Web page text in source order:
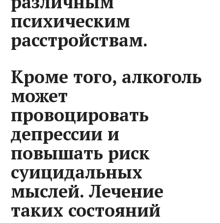
психическим
расстройствам.
Кроме того, алкоголь
может
провоцировать
депрессии и
повышать риск
суицидальных
мыслей. Лечение
таких состояний